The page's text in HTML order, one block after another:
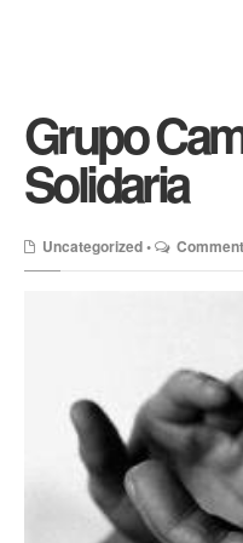
Grupo
Solidaria
Uncategorized•